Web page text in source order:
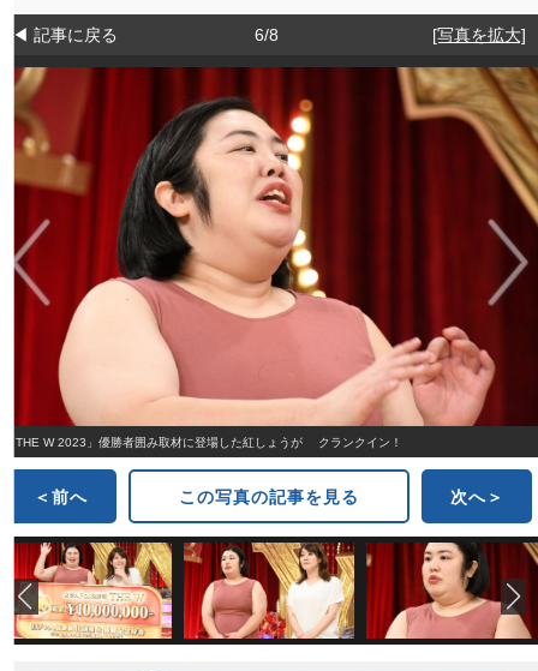
◀ 記事に戻る 6/8 [写真を拡大]
「THE W 2023」優勝者囲み取材に登場した紅しょうが クランクイン！
＜前へ この写真の記事を見る 次へ＞